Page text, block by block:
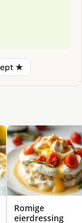
★
Romige
eierdressing